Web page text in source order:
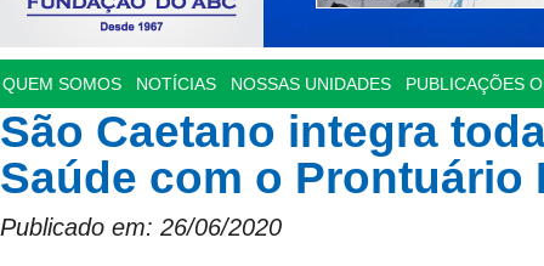
QUEM SOMOS NOTÍCIAS NOSSAS UNIDADES PUBLICAÇÕES
São Caetano integra
Saúde com o Prontuário
Publicado em: 26/06/2020